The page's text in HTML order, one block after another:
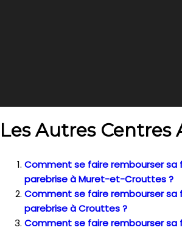
Les Autres Centres
Comment se faire rembourser sa
parebrise à Muret-et-Crouttes ?
Comment se faire rembourser sa
parebrise à Crouttes ?
Comment se faire rembourser sa